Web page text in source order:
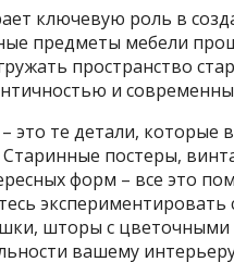
ключевую роль в
предметы мебели
пространство
и
– это те детали,
постеры,
форм – все это
шторы с цветочными
вашему